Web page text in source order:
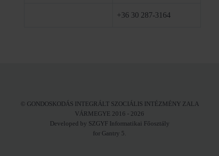
+36 30 287-3164
© GONDOSKODÁS INTEGRÁLT SZOCIÁLIS INTÉZMÉNY ZALA
VÁRMEGYE 2016 - 2026
Developed by SZGYF Informatikai Főosztály
for Gantry 5.